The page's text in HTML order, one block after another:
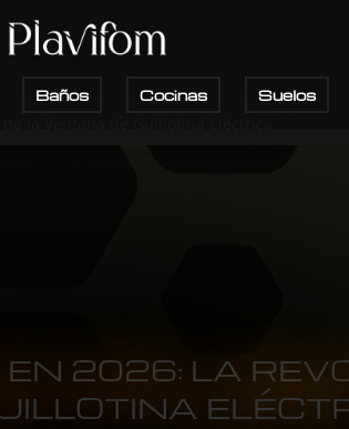
Baños Cocinas Suelos
2026: LA